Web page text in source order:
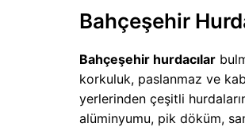
Bahçeşehir
Bahçeşehir hurdacılar
korkuluk, paslanmaz ve
yerlerinden çeşitli
alüminyumu, pik döküm,